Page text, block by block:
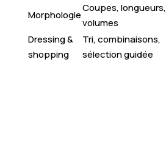
Morphologie
Coupes, longueurs,
volumes
Dressing &
shopping
Tri, combinaisons,
sélection guidée